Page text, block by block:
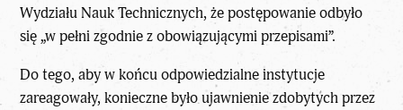
Wydziału Nauk Technicznych, że postępowanie odbyło
się „w pełni zgodnie z obowiązującymi przepisami”.
Do tego, aby w końcu odpowiedzialne instytucje
zareagowały, konieczne było ujawnienie zdobytych przez